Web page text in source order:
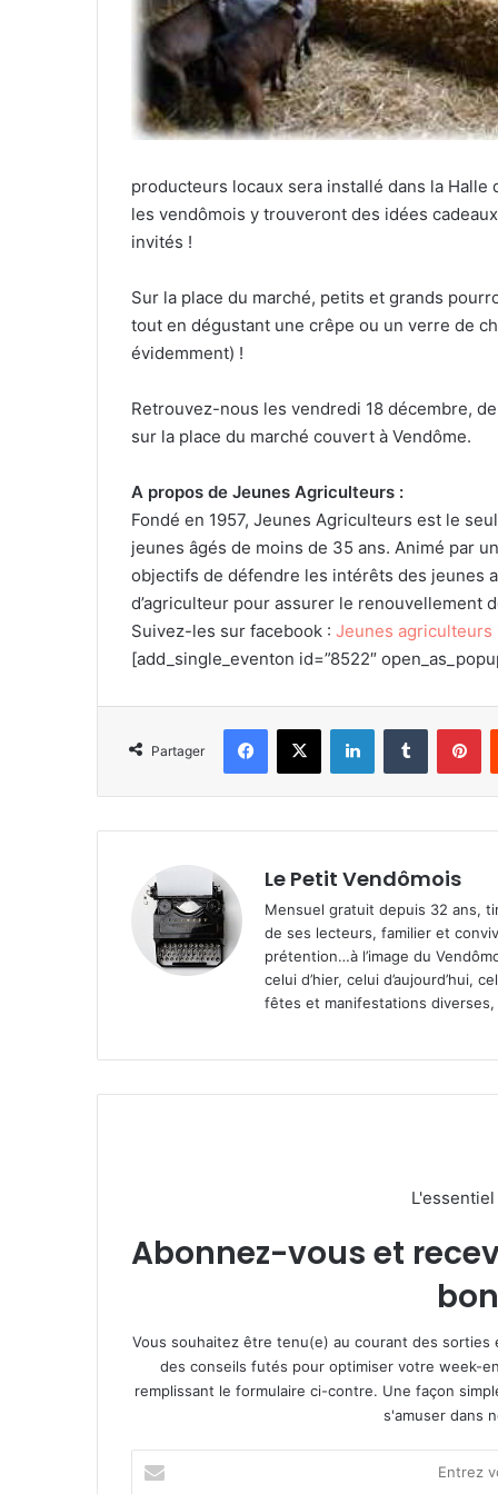
producteurs locaux sera installé dans la Halle
les vendômois y trouveront des idées
invités !
Sur la place du marché, petits et grands
tout en dégustant une crêpe ou un verre de
évidemment) !
Retrouvez-nous les vendredi 18 décembre,
sur la place du marché couvert à Vendôme.
A propos de Jeunes Agriculteurs :
Fondé en 1957, Jeunes Agriculteurs est le
jeunes âgés de moins de 35 ans. Animé par
objectifs de défendre les intérêts des jeunes
d’agriculteur pour assurer le renouvellement
Suivez-les sur facebook : Jeunes
[add_single_eventon id=”8522″
Partager
Le Petit Vendômois
Mensuel gratuit depuis 32 ans,
de ses lecteurs, familier et
prétention…à l’image du
celui d’hier, celui d’aujourd’hui,
fêtes et manifestations
Abonnez-vous et
Vous souhaitez être tenu(e) au courant des
des conseils futés pour optimiser votre week-
remplissant le formulaire ci-contre. Une façon
s'amuser dans